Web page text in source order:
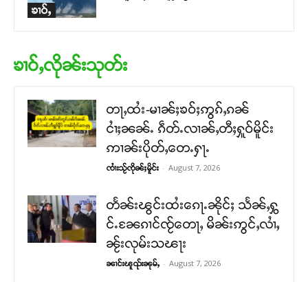
ၶၢဝ်ႇ
ၶၢဝ်ႇလိုၼ်းသုတ်း
တႃႇထႆး-မၢၼ်ႈၶဝ်ႈဢွၵ်ႇၵၼ်
ငၢႆႈၼၼ်ႉ ၵဵတ်ႉလၢၼ်ႇတီႈႁူဝ်မိူင်း
ဢၢၼ်းပိုတ်ႇတေႉႁႃႉ
ၸၢႆးသႂ်ၸိုၼ်ႈမိူင်း - August 7, 2026
တႅၼ်းၽွင်းထႆးၵေႃႉၼိုင်ႈ သႅၼ်ႇႁွ
င်ႉၼႄၵၢင်ၸႂ်တေႃႇ မိၼ်းဢွင်ႇလၢႆႇ
ၼႂ်းလုမ်းသၽႃး
ၼၢင်းၽူၺ်းၼုမ်ႇ - August 7, 2026